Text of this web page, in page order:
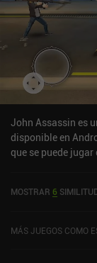
John Assassin es
disponible en
que se puede
MOSTRAR 6
MÁS JUEGOS COMO